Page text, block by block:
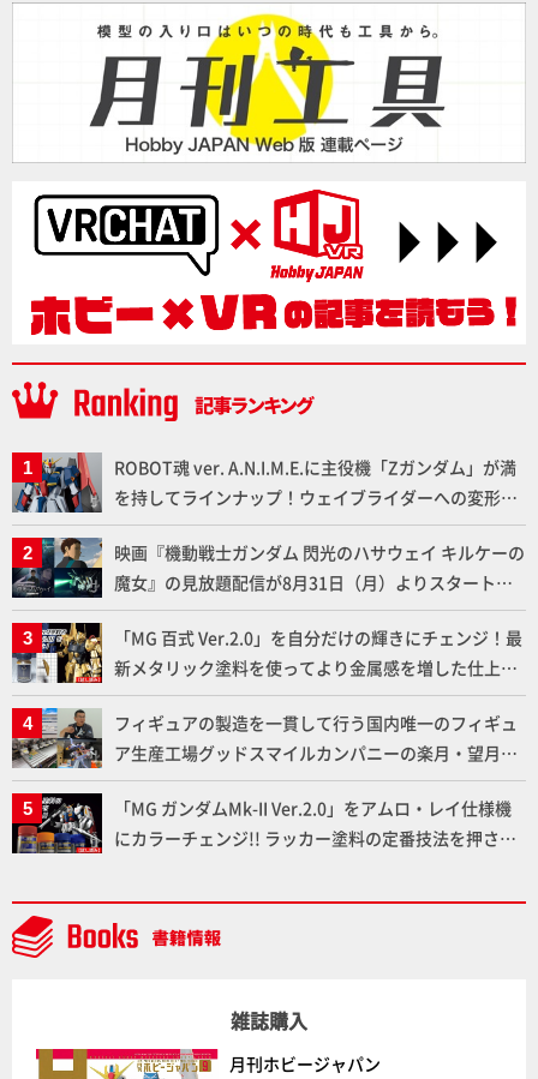
ROBOT魂 ver. A.N.I.M.E.に主役機「Zガンダム」が満
を持してラインナップ！ウェイブライダーへの変形、
劇中どおりのプロポーションを再現【機動戦士Zガン
ダム】
映画『機動戦士ガンダム 閃光のハサウェイ キルケーの
魔女』の見放題配信が8月31日（月）よりスタート！
Prime Videoで国内独占配信
「MG 百式 Ver.2.0」を自分だけの輝きにチェンジ！最
新メタリック塗料を使ってより金属感を増した仕上が
りに!!【試し読み】
フィギュアの製造を一貫して行う国内唯一のフィギュ
ア生産工場グッドスマイルカンパニーの楽月・望月工
場に突撃！谷本工場長へのインタビューと『PLAMAX
AAAヴンダー』の続報も！
「MG ガンダムMk-II Ver.2.0」をアムロ・レイ仕様機
にカラーチェンジ!! ラッカー塗料の定番技法を押さえ
雑誌購入
月刊ホビージャパン